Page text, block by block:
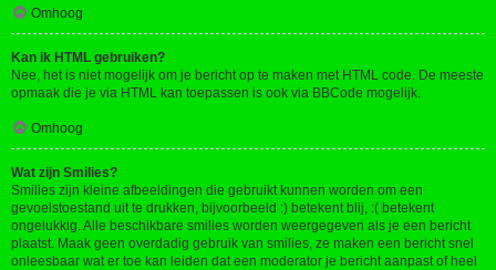
Omhoog
Kan ik HTML gebruiken?
Nee, het is niet mogelijk om je bericht op te maken met HTML code. De meeste
opmaak die je via HTML kan toepassen is ook via BBCode mogelijk.
Omhoog
Wat zijn Smilies?
Smilies zijn kleine afbeeldingen die gebruikt kunnen worden om een
gevoelstoestand uit te drukken, bijvoorbeeld :) betekent blij, :( betekent
ongelukkig. Alle beschikbare smilies worden weergegeven als je een bericht
plaatst. Maak geen overdadig gebruik van smilies, ze maken een bericht snel
onleesbaar wat er toe kan leiden dat een moderator je bericht aanpast of heel